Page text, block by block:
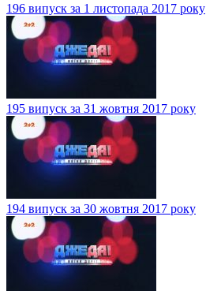
196 випуск за 1 листопада 2017 року
195 випуск за 31 жовтня 2017 року
194 випуск за 30 жовтня 2017 року